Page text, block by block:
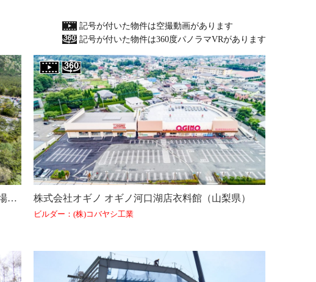
記号が付いた物件は空撮動画があります
記号が付いた物件は360度パノラマVRがあります
ワイエイシイホールディングス株式会社 富士工場（山梨県） 株式会社オギノ オギノ河口湖店衣料館（山梨県）
ビルダー：(株)コバヤシ工業